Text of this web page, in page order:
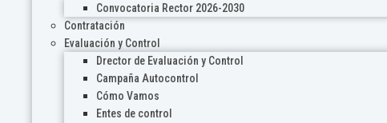
Convocatoria Rector 2026-2030
Contratación
Evaluación y Control
Drector de Evaluación y Control
Campaña Autocontrol
Cómo Vamos
Entes de control